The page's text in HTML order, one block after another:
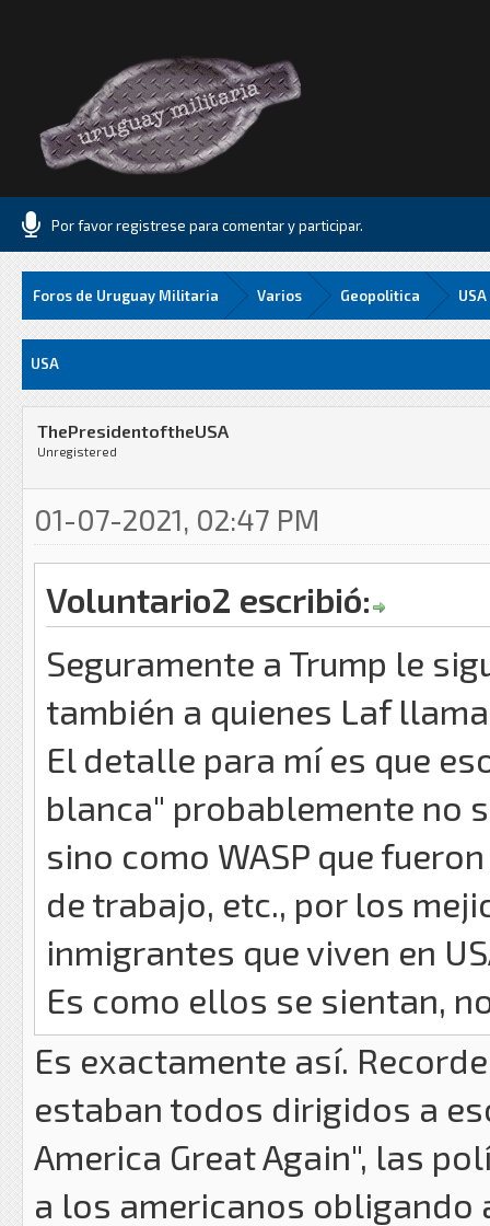
Por favor registrese para comentar y participar.
Foros de Uruguay Militaria Varios Geopolitica USA
USA
ThePresidentoftheUSA
Unregistered
01-07-2021, 02:47 PM
Voluntario2 escribió:
Seguramente a Trump le
también a quienes Laf
El detalle para mí es que
blanca" probablemente no
sino como WASP que
de trabajo, etc., por los
inmigrantes que viven en
Es como ellos se sientan,
Es exactamente así.
estaban todos dirigidos a
America Great Again", las
a los americanos